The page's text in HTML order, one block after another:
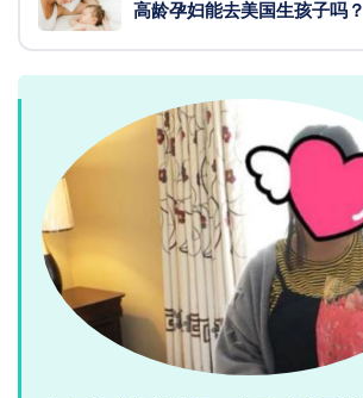
高龄孕妇能去美国生孩子吗？